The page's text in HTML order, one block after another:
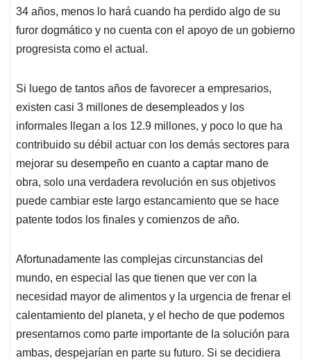
34 años, menos lo hará cuando ha perdido algo de su
furor dogmático y no cuenta con el apoyo de un gobierno
progresista como el actual.
Si luego de tantos años de favorecer a empresarios,
existen casi 3 millones de desempleados y los
informales llegan a los 12.9 millones, y poco lo que ha
contribuido su débil actuar con los demás sectores para
mejorar su desempeño en cuanto a captar mano de
obra, solo una verdadera revolución en sus objetivos
puede cambiar este largo estancamiento que se hace
patente todos los finales y comienzos de año.
Afortunadamente las complejas circunstancias del
mundo, en especial las que tienen que ver con la
necesidad mayor de alimentos y la urgencia de frenar el
calentamiento del planeta, y el hecho de que podemos
presentarnos como parte importante de la solución para
ambas, despejarían en parte su futuro. Si se decidiera